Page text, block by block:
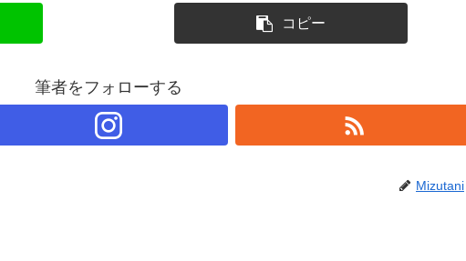
コピー
筆者をフォローする
Mizutani